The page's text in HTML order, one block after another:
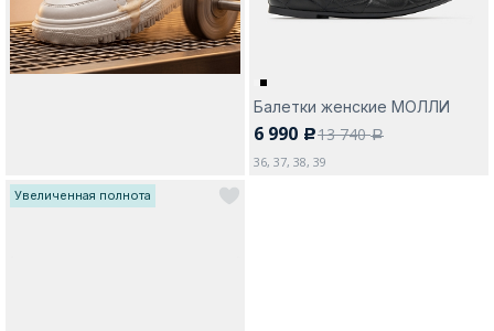
Балетки женские МОЛЛИ
6 990 c13 740a
36, 37, 38, 39
Увеличенная полнота